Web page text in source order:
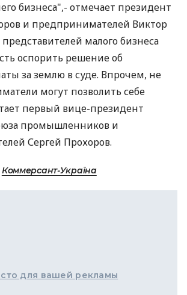
бизнеса",- отмечает президент
и предпринимателей Виктор
малого бизнеса
оспорить решение об
за землю в суде. Впрочем, не
могут позволить себе
первый вице-президент
промышленников и
Сергей Прохоров.
Коммерсант-Україна
для вашей рекламы